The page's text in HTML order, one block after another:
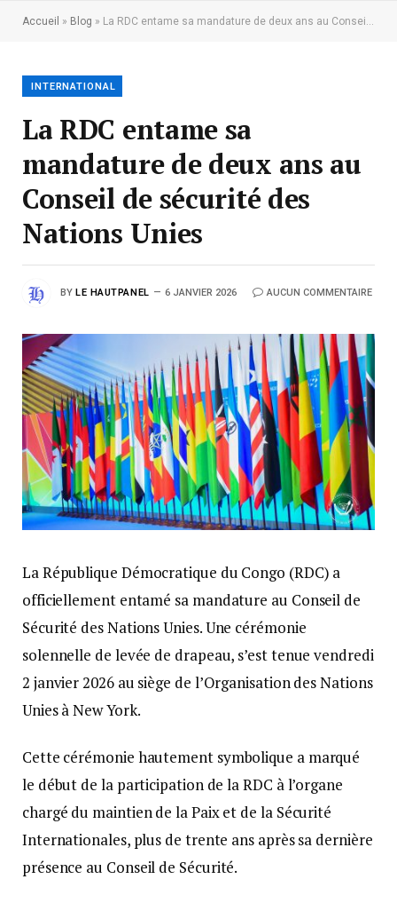
Accueil » Blog » La RDC entame sa mandature de deux ans au Conseil de sécurité des Nations Unies
INTERNATIONAL
La RDC entame sa
mandature de deux ans au
Conseil de sécurité des
Nations Unies
BY LE HAUTPANEL 6 JANVIER 2026 AUCUN COMMENTAIRE
La République Démocratique du Congo (RDC) a
officiellement entamé sa mandature au Conseil de
Sécurité des Nations Unies. Une cérémonie
solennelle de levée de drapeau, s’est tenue vendredi
2 janvier 2026 au siège de l’Organisation des Nations
Unies à New York.
Cette cérémonie hautement symbolique a marqué
le début de la participation de la RDC à l’organe
chargé du maintien de la Paix et de la Sécurité
Internationales, plus de trente ans après sa dernière
présence au Conseil de Sécurité.